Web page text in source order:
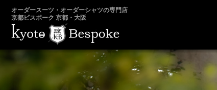
オーダースーツ・オーダーシャツの専門店
京都ビスポーク 京都・大阪